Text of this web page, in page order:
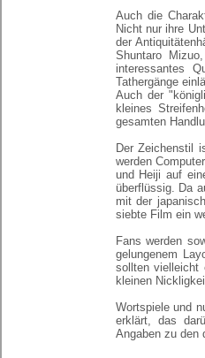
Auch die
Nicht nur ihre
der
Shuntaro
interessantes
Tathergänge
Auch der
kleines
gesamten
Der Zeichenstil
werden
und Heiji auf
überflüssig. Da
mit der
siebte Film ein
Fans werden
gelungenem
sollten vielleicht
kleinen
Wortspiele und
erklärt, das
Angaben zu den